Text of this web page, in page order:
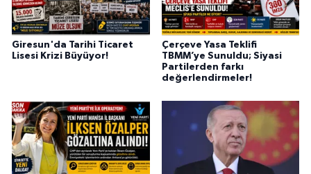
Giresun'da Tarihi Ticaret
Lisesi Krizi Büyüyor!
Çerçeve Yasa Teklifi
TBMM’ye Sunuldu; Siyasi
Partilerden farkı
değerlendirmeler!